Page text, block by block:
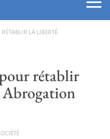
LA LIBERTÉ
rétablir
Abrogation